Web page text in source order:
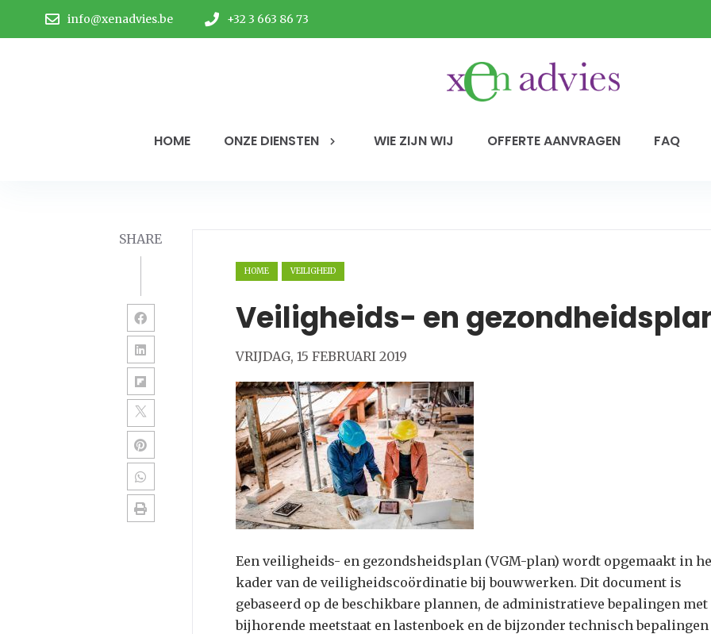
info@xenadvies.be +32 3 663 86 73
HOME ONZE DIENSTEN WIE ZIJN WIJ OFFERTE AANVRAGEN FAQ
SHARE
HOME VEILIGHEID
Veiligheids- en
VRIJDAG, 15 FEBRUARI 2019
Een veiligheids- en gezondsheidsplan (VGM-plan) wordt opgemaakt in
kader van de veiligheidscoördinatie bij bouwwerken. Dit document is
gebaseerd op de beschikbare plannen, de administratieve bepalingen met
bijhorende meetstaat en lastenboek en de bijzonder technisch